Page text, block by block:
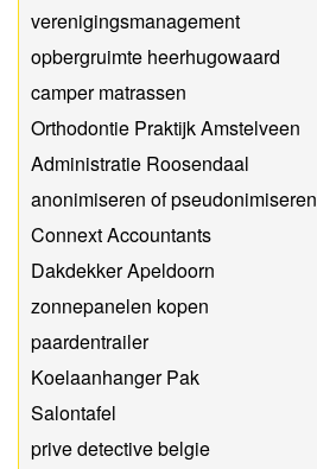
verenigingsmanagement
opbergruimte heerhugowaard
camper matrassen
Orthodontie Praktijk Amstelveen
Administratie Roosendaal
anonimiseren of pseudonimiseren
Connext Accountants
Dakdekker Apeldoorn
zonnepanelen kopen
paardentrailer
Koelaanhanger Pak
Salontafel
prive detective belgie